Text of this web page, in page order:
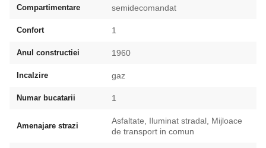
Compartimentare semidecomandat
Confort 1
Anul constructiei 1960
Incalzire gaz
Numar bucatarii 1
Amenajare strazi
Asfaltate, Iluminat stradal, Mijloace
de transport in comun